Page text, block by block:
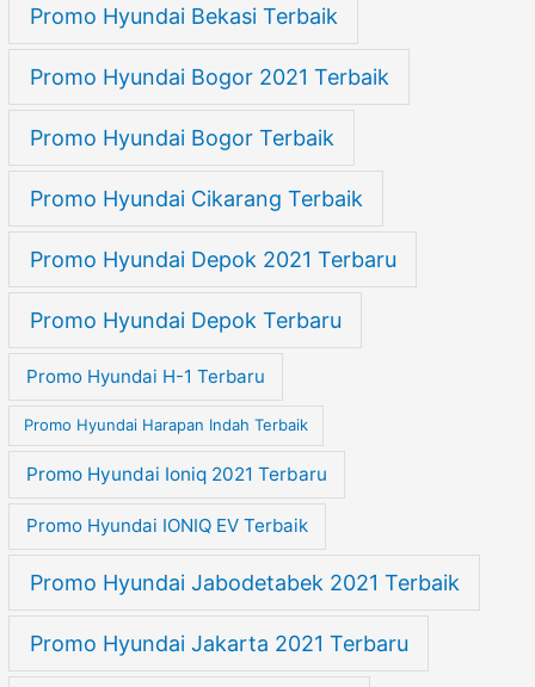
Promo Hyundai Bekasi Terbaik
Promo Hyundai Bogor 2021 Terbaik
Promo Hyundai Bogor Terbaik
Promo Hyundai Cikarang Terbaik
Promo Hyundai Depok 2021 Terbaru
Promo Hyundai Depok Terbaru
Promo Hyundai H-1 Terbaru
Promo Hyundai Harapan Indah Terbaik
Promo Hyundai Ioniq 2021 Terbaru
Promo Hyundai IONIQ EV Terbaik
Promo Hyundai Jabodetabek 2021 Terbaik
Promo Hyundai Jakarta 2021 Terbaru